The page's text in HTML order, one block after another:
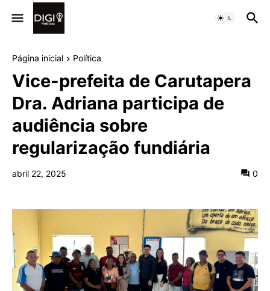
Página inicial Política
Vice-prefeita de Carutapera
Dra. Adriana participa de
audiência sobre
regularização fundiária
abril 22, 2025 0